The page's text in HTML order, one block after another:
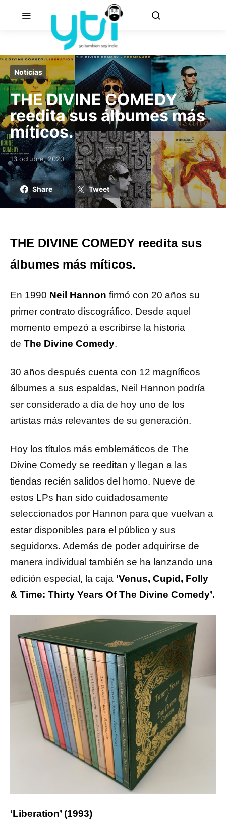
Noticias
THE DIVINE COMEDY
reedita sus álbumes más
míticos.
Posted on
13 octubre, 2020
Share Tweet
THE DIVINE COMEDY reedita sus
álbumes más míticos.
En 1990 Neil Hannon firmó con 20 años su
primer contrato discográfico. Desde aquel
momento empezó a escribirse la historia
de The Divine Comedy.
30 años después cuenta con 12 magníficos
álbumes a sus espaldas, Neil Hannon podría
ser considerado a día de hoy uno de los
artistas más relevantes de su generación.
Hoy los títulos más emblemáticos de The
Divine Comedy se reeditan y llegan a las
tiendas recién salidos del horno. Nueve de
estos LPs han sido cuidadosamente
seleccionados por Hannon para que vuelvan a
estar disponibles para el público y sus
seguidorxs. Además de poder adquirirse de
manera individual también se ha lanzando una
edición especial, la caja ‘Venus, Cupid, Folly
& Time: Thirty Years Of The Divine Comedy’.
‘Liberation’ (1993)